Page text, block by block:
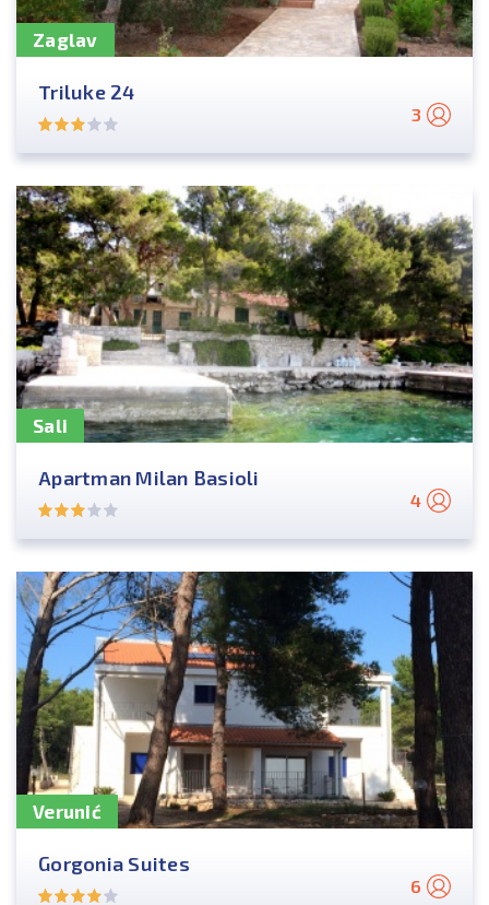
Zaglav
Triluke 24
3
Sali
Apartman Milan Basioli
4
Verunić
Gorgonia Suites
6